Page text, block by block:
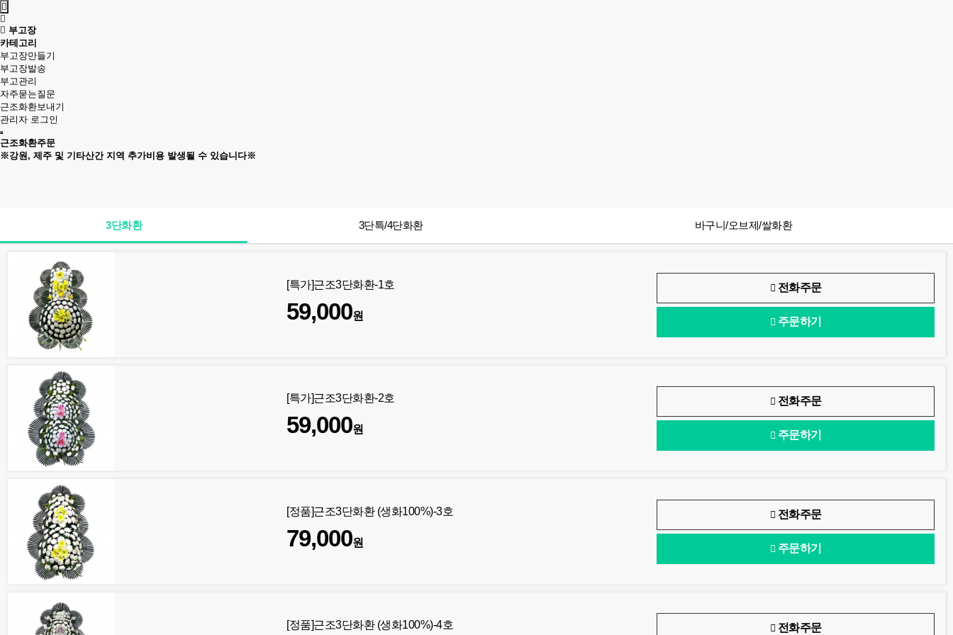
부고장
카테고리
부고장만들기
부고장발송
부고관리
자주묻는질문
근조화환보내기
관리자 로그인
근조화환주문
※강원, 제주 및 기타산간 지역 추가비용 발생될 수 있습니다※
3단화환 3단특/4단화환 바구니/오브제/쌀화환
[특가]근조3단화환-1호
59,000원
전화주문
주문하기
[특가]근조3단화환-2호
59,000원
전화주문
주문하기
[정품]근조3단화환 (생화100%)-3호
79,000원
전화주문
주문하기
[정품]근조3단화환 (생화100%)-4호 전화주문